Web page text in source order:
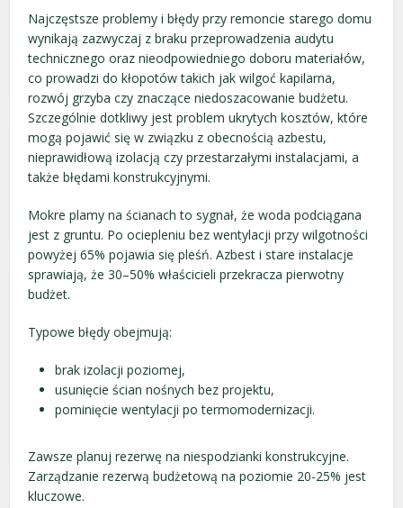
Najczęstsze problemy i błędy przy remoncie starego domu
wynikają zazwyczaj z braku przeprowadzenia audytu
technicznego oraz nieodpowiedniego doboru materiałów,
co prowadzi do kłopotów takich jak wilgoć kapilarna,
rozwój grzyba czy znaczące niedoszacowanie budżetu.
Szczególnie dotkliwy jest problem ukrytych kosztów, które
mogą pojawić się w związku z obecnością azbestu,
nieprawidłową izolacją czy przestarzałymi instalacjami, a
także błędami konstrukcyjnymi.
Mokre plamy na ścianach to sygnał, że woda podciągana
jest z gruntu. Po ociepleniu bez wentylacji przy wilgotności
powyżej 65% pojawia się pleśń. Azbest i stare instalacje
sprawiają, że 30–50% właścicieli przekracza pierwotny
budżet.
Typowe błędy obejmują:
brak izolacji poziomej,
usunięcie ścian nośnych bez projektu,
pominięcie wentylacji po termomodernizacji.
Zawsze planuj rezerwę na niespodzianki konstrukcyjne.
Zarządzanie rezerwą budżetową na poziomie 20-25% jest
kluczowe.